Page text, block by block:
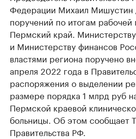
Федерации Михаил Мишустин
поручений по итогам рабочей
Пермский край.
и Министерству финансов
властями региона поручено
апреля 2022 года в
распоряжения о выделении
размере порядка 1 млрд руб
Пермской краевой
больницы. Об этом сообщает
Правительства РФ.